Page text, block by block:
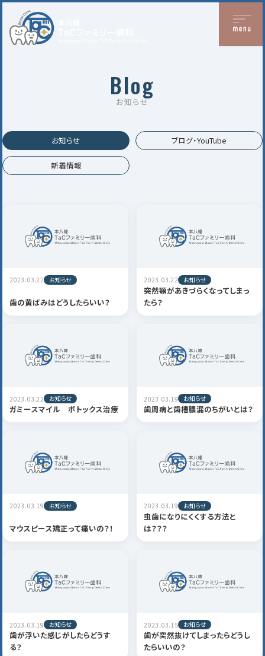
Blog
お知らせ
お知らせ ブログ・YouTube
新着情報
2023.03.22 お知らせ
歯の黄ばみはどうしたらいい？
2023.03.22 お知らせ
突然顎があきづらくなってしまっ
たら？
2023.03.22 お知らせ
ガミースマイル ボトックス治療
2023.03.19 お知らせ
歯周病と歯槽膿漏のちがいとは？
2023.03.19 お知らせ
マウスピース矯正って痛いの？！
2023.03.19 お知らせ
虫歯になりにくくする方法と
は？？？
2023.03.19 お知らせ
歯が浮いた感じがしたらどうす
る？
2023.03.15 お知らせ
歯が突然抜けてしまったらどうし
たらいいの？